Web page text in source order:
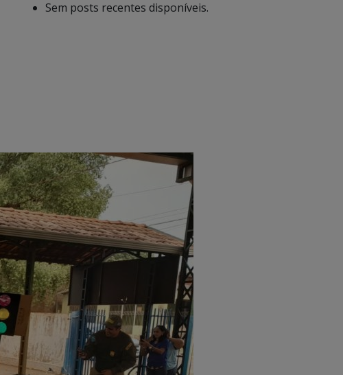
Sem posts recentes disponíveis.